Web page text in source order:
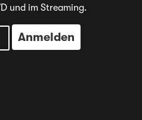
und im Streaming.